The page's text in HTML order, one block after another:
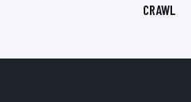
CRAWL